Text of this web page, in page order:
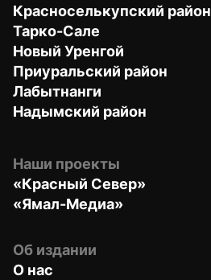
Красноселькупский район
Тарко-Сале
Новый Уренгой
Приуральский район
Лабытнанги
Надымский район
Наши проекты
«Красный Север»
«Ямал-Медиа»
Об издании
О нас